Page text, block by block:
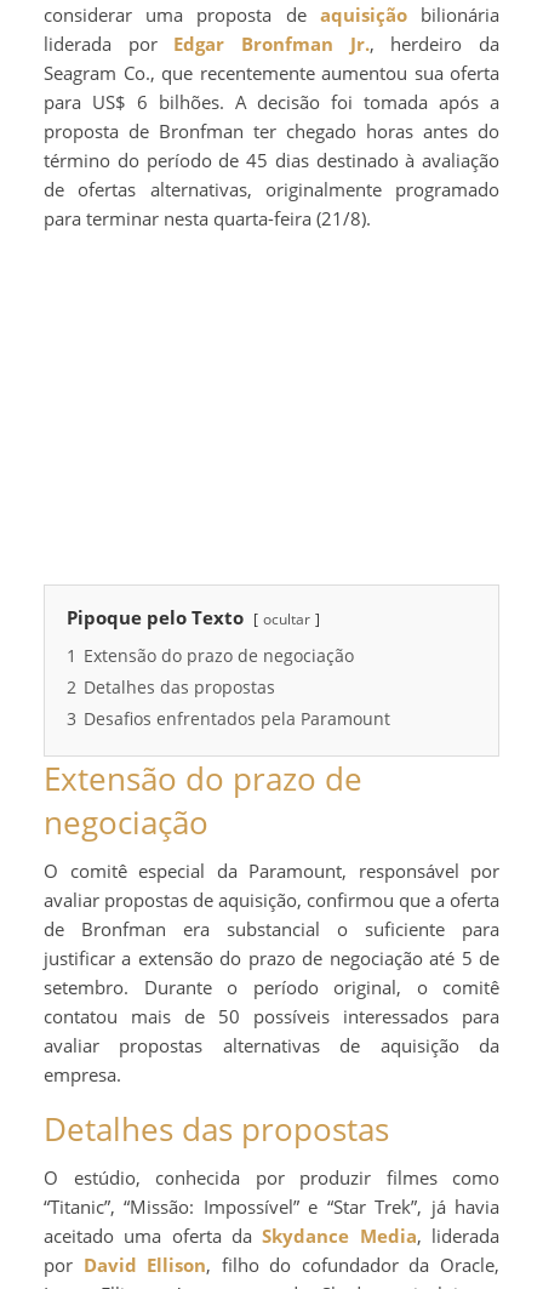
considerar uma proposta de aquisiçãobilionária
liderada por Edgar Bronfman Jr., herdeiro da
Seagram Co., que recentemente aumentou sua oferta
para US$ 6 bilhões. A decisão foi tomada após a
proposta de Bronfman ter chegado horas antes do
término do período de 45 dias destinado à avaliação
de ofertas alternativas, originalmente programado
para terminar nesta quarta-feira (21/8).
Pipoque pelo Texto ocultar
1 Extensão do prazo de negociação
2 Detalhes das propostas
3 Desafios enfrentados pela Paramount
Extensão do prazo de
negociação
O comitê especial da Paramount, responsável por
avaliar propostas de aquisição, confirmou que a oferta
de Bronfman era substancial o suficiente para
justificar a extensão do prazo de negociação até 5 de
setembro. Durante o período original, o comitê
contatou mais de 50 possíveis interessados para
avaliar propostas alternativas de aquisição da
empresa.
Detalhes das propostas
O estúdio, conhecida por produzir filmes como
“Titanic”, “Missão: Impossível” e “Star Trek”, já havia
aceitado uma oferta daSkydance Media, liderada
por David Ellison, filho do cofundador da Oracle,